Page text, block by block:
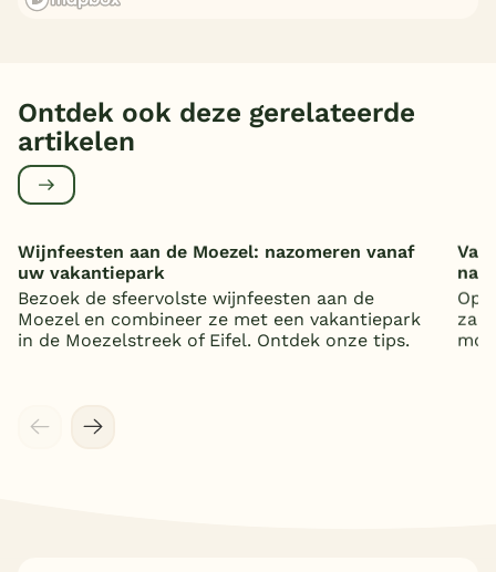
Ontdek ook deze gerelateerde
artikelen
Wijnfeesten aan de Moezel: nazomeren vanaf
uw vakantiepark
Bezoek de sfeervolste wijnfeesten aan de
Moezel en combineer ze met een vakantiepark
in de Moezelstreek of Eifel. Ontdek onze tips.
Op